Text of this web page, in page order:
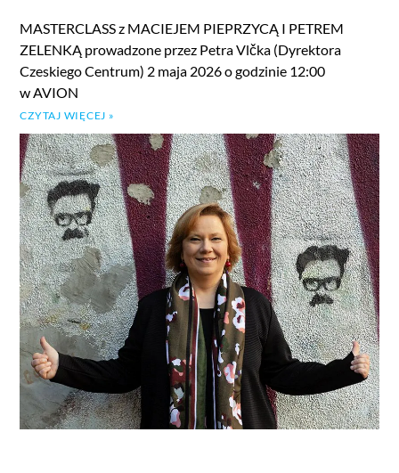
MASTERCLASS z MACIEJEM PIEPRZYCĄ I PETREM
ZELENKĄ prowadzone przez Petra Vlčka (Dyrektora
Czeskiego Centrum) 2 maja 2026 o godzinie 12:00
w AVION
CZYTAJ WIĘCEJ »